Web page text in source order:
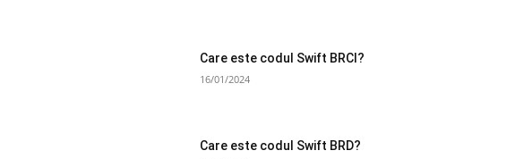
Care este codul Swift BRCI?
16/01/2024
Care este codul Swift BRD?